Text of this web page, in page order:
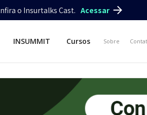
o Insurtalks Cast. Acessar
INSUMMIT Cursos Sobre